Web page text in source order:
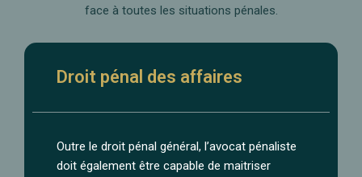
face à toutes les situations pénales.
Droit pénal des affaires
Outre le droit pénal général, l’avocat pénaliste
doit également être capable de maitriser